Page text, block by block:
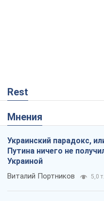
Rest
Мнения
Украинский парадокс,
Путина ничего не
Украиной
Виталий Портников 5,0 т.